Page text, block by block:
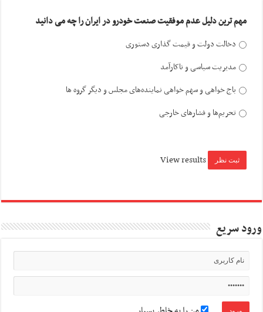
مهم ترین دلیل عدم موفقیت صنعت خودرو در ایران را چه می دانید
دخالت دولت و قیمت گذاری دستوری
مدیریت سیاسی و ناکارآمد
باج خواهی و سهم خواهی نماینده‌های مجلس و دیگر گروه ها
تحریم‌ها و فشارهای خارجی
View results
ورود سریع